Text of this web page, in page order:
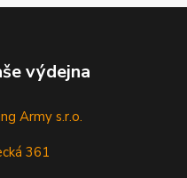
výdejna
Army s.r.o.
361